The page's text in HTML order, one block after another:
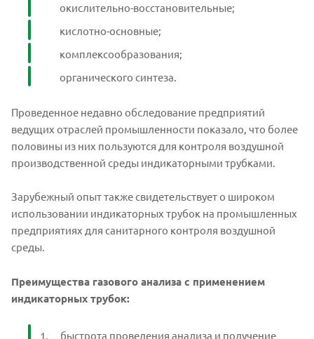
окислительно-восстановительные;
кислотно-основные;
комплексообразования;
органического синтеза.
Проведенное недавно обследование предприятий
ведущих отраслей промышленности показало, что более
половины из них пользуются для контроля воздушной
производственной среды индикаторными трубками.
Зарубежный опыт также свидетельствует о широком
использовании индикаторных трубок на промышленных
предприятиях для санитарного контроля воздушной
среды.
Преимущества газового анализа с применением
индикаторных трубок:
быстрота проведения анализа и получение